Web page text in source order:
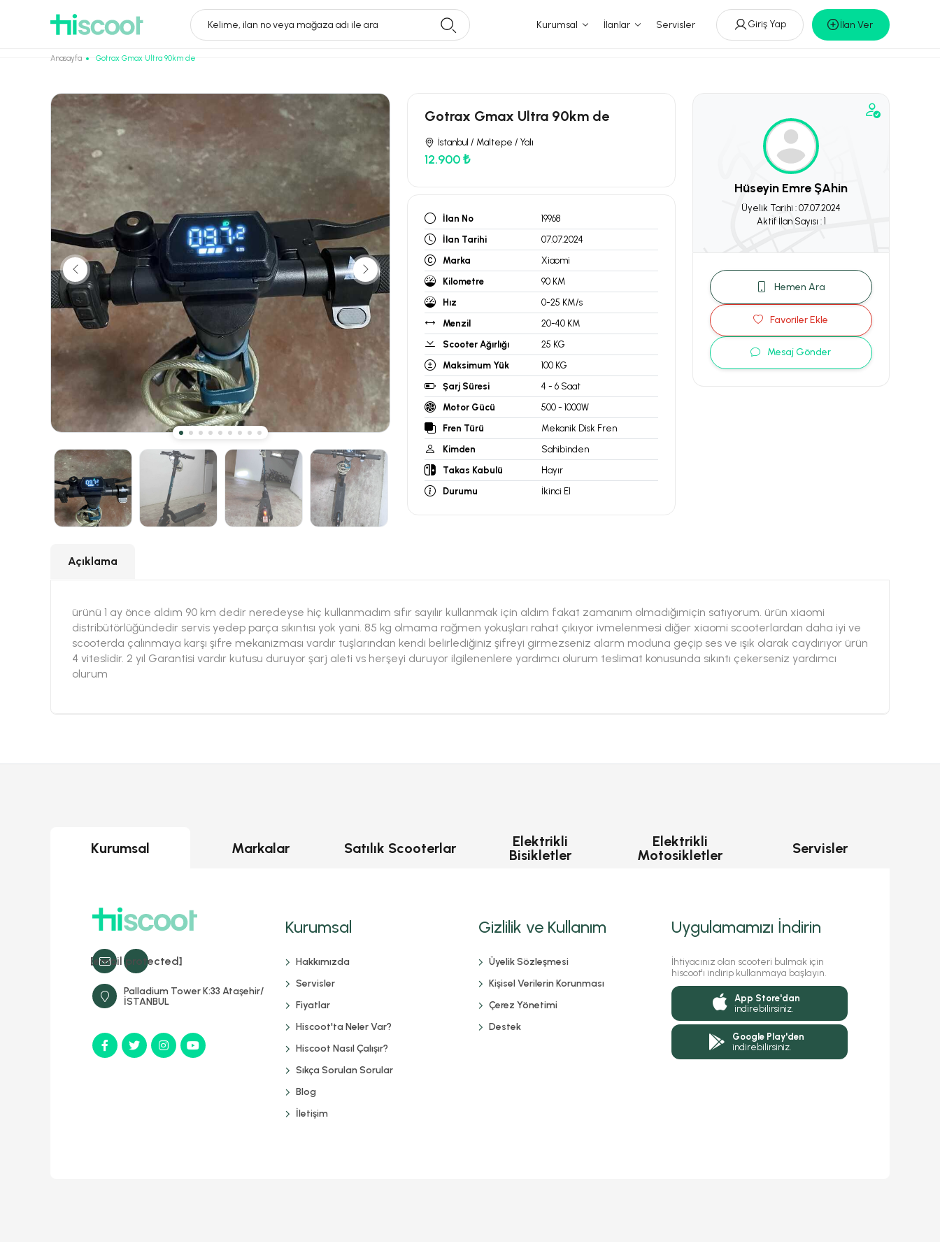
Kelime, ilan no veya mağaza adı ile ara Kurumsal İlanlar Servisler Giriş Yap İlan Ver
Anasayfa Gotrax Gmax Ultra 90km de
Gotrax Gmax Ultra 90km de
İstanbul / Maltepe / Yalı
12.900 ₺
İlan No
19968
İlan Tarihi
07.07.2024
Marka
Xiaomi
Kilometre
90 KM
Hız
0-25 KM/s
Menzil
20-40 KM
Scooter Ağırlığı
25 KG
Maksimum Yük
100 KG
Şarj Süresi
4 - 6 Saat
Motor Gücü
500 - 1000W
Fren Türü
Mekanik Disk Fren
Kimden
Sahibinden
Takas Kabulü
Hayır
Durumu
İkinci El
Hüseyin Emre ŞAhin
Üyelik Tarihi : 07.07.2024
Aktif İlan Sayısı : 1
Hemen Ara
Favoriler Ekle
Mesaj Gönder
Açıklama
ürünü 1 ay önce aldım 90 km dedir neredeyse hiç kullanmadım sıfır sayılır kullanmak için aldım fakat zamanım olmadığımiçin satıyorum. ürün xiaomi
distribütörlüğündedir servis yedep parça sıkıntısı yok yani. 85 kg olmama rağmen yokuşları rahat çıkıyor ivmelenmesi diğer xiaomi scooterlardan daha iyi ve
scooterda çalınmaya karşı şifre mekanizması vardır tuşlarından kendi belirlediğiniz şifreyi girmezseniz alarm moduna geçip ses ve ışık olarak caydırıyor ürün
4 viteslidir. 2 yıl Garantisi vardır kutusu duruyor şarj aleti vs herşeyi duruyor ilgilenenlere yardımcı olurum teslimat konusunda sıkıntı çekerseniz yardımcı
olurum
Kurumsal Markalar Satılık Scooterlar
Elektrikli
Bisikletler
Elektrikli
Motosikletler
Servisler
[email protected]
Palladium Tower K:33 Ataşehir/
İSTANBUL
Kurumsal
Hakkımızda
Servisler
Fiyatlar
Hiscoot'ta Neler Var?
Hiscoot Nasıl Çalışır?
Sıkça Sorulan Sorular
Blog
İletişim
Gizlilik ve Kullanım
Üyelik Sözleşmesi
Kişisel Verilerin Korunması
Çerez Yönetimi
Destek
Uygulamamızı İndirin
İhtiyacınız olan scooteri bulmak için
hiscoot'ı indirip kullanmaya başlayın.
App Store'dan
indirebilirsiniz.
Google Play'den
indirebilirsiniz.